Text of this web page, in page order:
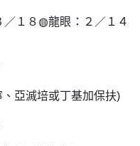
１８◍龍眼：２／１４
亞滅培或丁基加保扶)